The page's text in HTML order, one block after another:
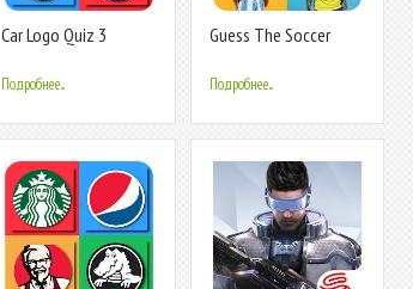
Car Logo Quiz 3
Подробнее...
Guess The Soccer
Подробнее...